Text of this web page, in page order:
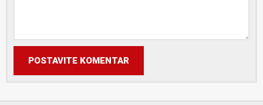
POSTAVITE KOMENTAR